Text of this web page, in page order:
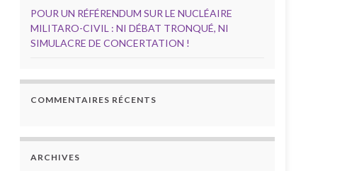
POUR UN RÉFÉRENDUM SUR LE NUCLÉAIRE
MILITARO-CIVIL : NI DÉBAT TRONQUÉ, NI
SIMULACRE DE CONCERTATION !
COMMENTAIRES RÉCENTS
ARCHIVES